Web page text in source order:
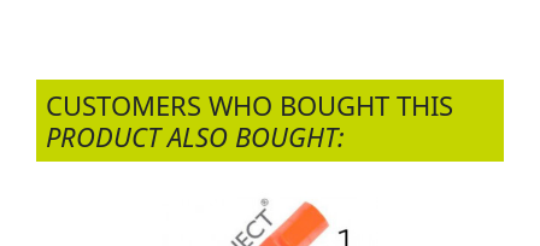
CUSTOMERS WHO BOUGHT THIS
PRODUCT ALSO BOUGHT: